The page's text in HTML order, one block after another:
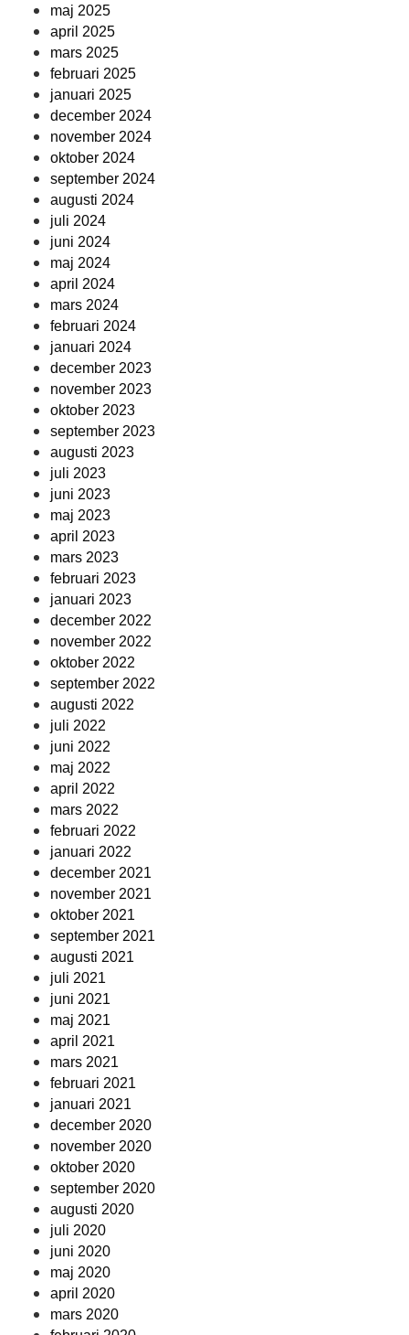
maj 2025
april 2025
mars 2025
februari 2025
januari 2025
december 2024
november 2024
oktober 2024
september 2024
augusti 2024
juli 2024
juni 2024
maj 2024
april 2024
mars 2024
februari 2024
januari 2024
december 2023
november 2023
oktober 2023
september 2023
augusti 2023
juli 2023
juni 2023
maj 2023
april 2023
mars 2023
februari 2023
januari 2023
december 2022
november 2022
oktober 2022
september 2022
augusti 2022
juli 2022
juni 2022
maj 2022
april 2022
mars 2022
februari 2022
januari 2022
december 2021
november 2021
oktober 2021
september 2021
augusti 2021
juli 2021
juni 2021
maj 2021
april 2021
mars 2021
februari 2021
januari 2021
december 2020
november 2020
oktober 2020
september 2020
augusti 2020
juli 2020
juni 2020
maj 2020
april 2020
mars 2020